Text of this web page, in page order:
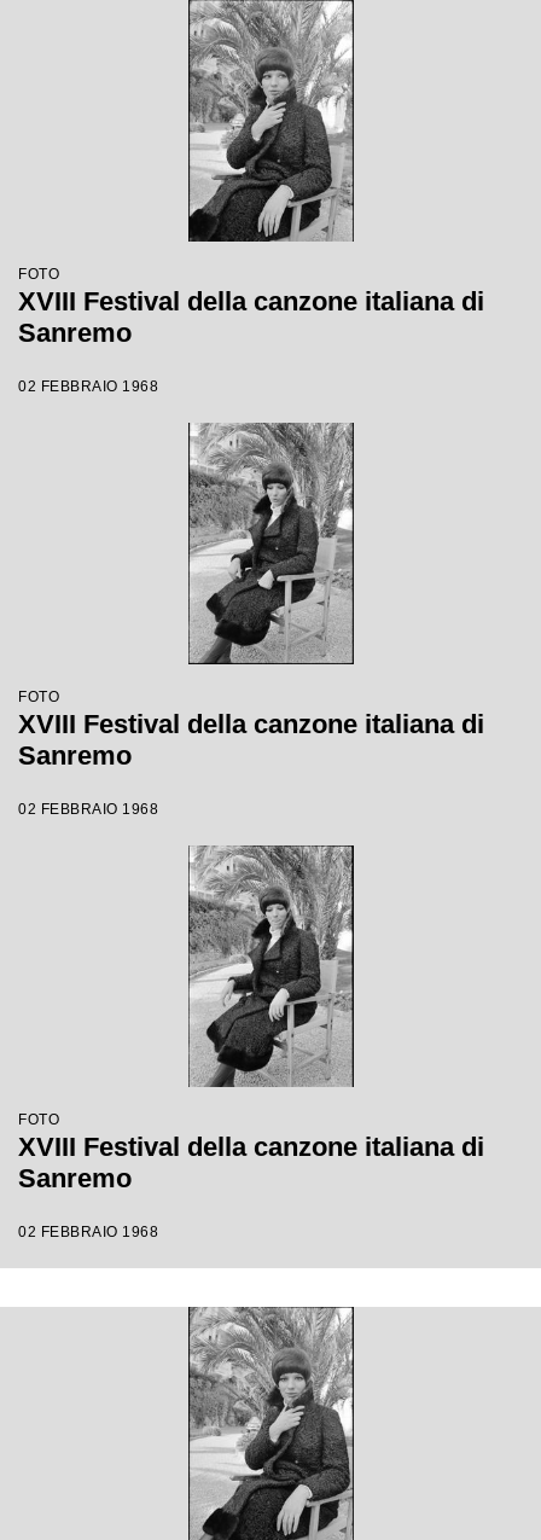
FOTO
XVIII Festival della canzone italiana di
Sanremo
02 FEBBRAIO 1968
FOTO
XVIII Festival della canzone italiana di
Sanremo
02 FEBBRAIO 1968
FOTO
XVIII Festival della canzone italiana di
Sanremo
02 FEBBRAIO 1968